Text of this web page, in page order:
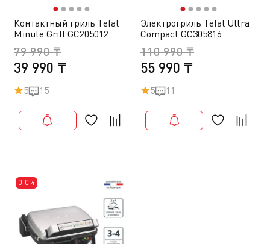
●● ● ● ●
Контактный гриль Tefal
Minute Grill GC205012
39 990 ₸
79 990 ₸
5 15
●● ● ● ●
Электрогриль Tefal Ultra
Compact GC305816
55 990 ₸
110 990 ₸
5 11
0-0-4